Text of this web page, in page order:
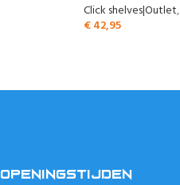
Click shelves|Outlet,
€42,95
OPENINGSTIJDEN